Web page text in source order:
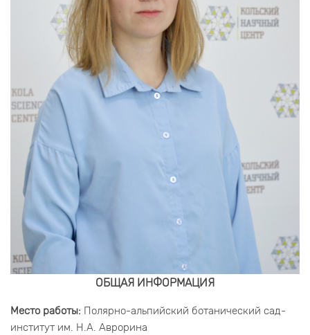
ОБЩАЯ ИНФОРМАЦИЯ
Место работы: Полярно-альпийский ботанический сад-
институт им. Н.А. Аврорина